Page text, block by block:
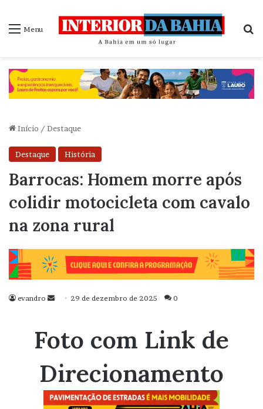
Menu
Início / Destaque
Destaque História
Barrocas: Homem morre após
colidir motocicleta com cavalo
na zona rural
evandro
Mande
mail
29 de dezembro de 2025 0
Foto com Link de
Direcionamento